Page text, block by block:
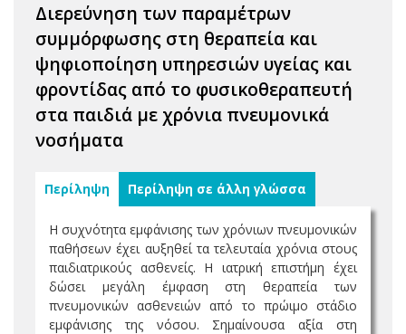
Διερεύνηση των παραμέτρων
συμμόρφωσης στη θεραπεία και
ψηφιοποίηση υπηρεσιών υγείας και
φροντίδας από το φυσικοθεραπευτή
στα παιδιά με χρόνια πνευμονικά
νοσήματα
Περίληψη Περίληψη σε άλλη γλώσσα
Η συχνότητα εμφάνισης των χρόνιων πνευμονικών
παθήσεων έχει αυξηθεί τα τελευταία χρόνια στους
παιδιατρικούς ασθενείς. Η ιατρική επιστήμη έχει
δώσει μεγάλη έμφαση στη θεραπεία των
πνευμονικών ασθενειών από το πρώιμο στάδιο
εμφάνισης της νόσου. Σημαίνουσα αξία στη